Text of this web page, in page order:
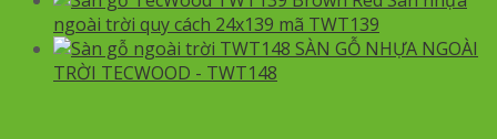
ngoài trời quy cách 24x139 mã TWT139
SÀN GỖ NHỰA NGOÀI
TRỜI TECWOOD - TWT148